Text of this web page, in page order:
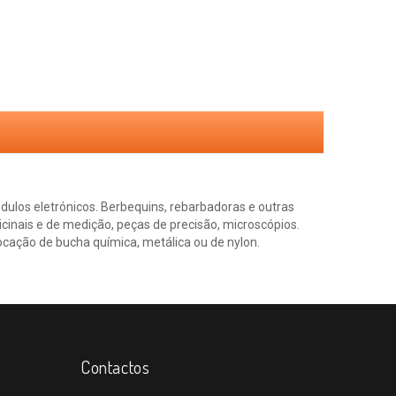
eletrónicos. Berbequins, rebarbadoras e outras
e de medição, peças de precisão, microscópios.
de bucha química, metálica ou de nylon.
Contactos